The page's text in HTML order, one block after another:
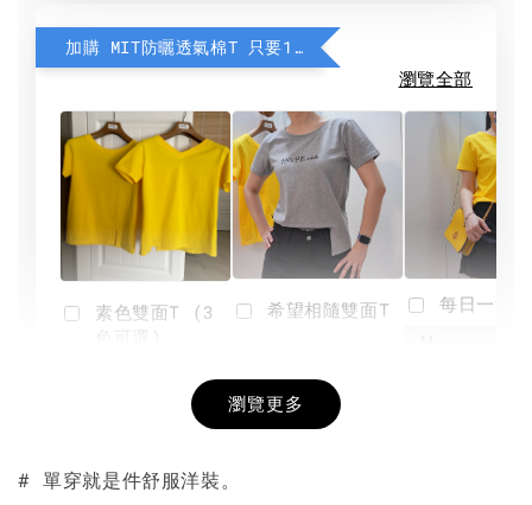
加購 MIT防曬透氣棉T 只要190元
瀏覽全部
素色雙面T (3
+
希望相隨雙面T
NT$ 190
-
每日一笑
瀏覽更多
# 單穿就是件舒服洋裝。